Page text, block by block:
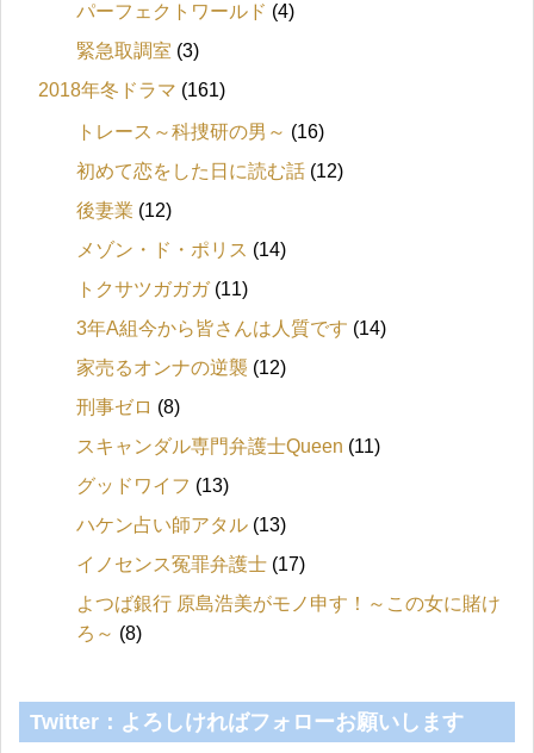
パーフェクトワールド (4)
緊急取調室 (3)
2018年冬ドラマ (161)
トレース～科捜研の男～ (16)
初めて恋をした日に読む話 (12)
後妻業 (12)
メゾン・ド・ポリス (14)
トクサツガガガ(11)
3年A組今から皆さんは人質です (14)
家売るオンナの逆襲 (12)
刑事ゼロ (8)
スキャンダル専門弁護士Queen (11)
グッドワイフ (13)
ハケン占い師アタル (13)
イノセンス冤罪弁護士 (17)
よつば銀行 原島浩美がモノ申す！～この女に賭け
ろ～ (8)
Twitter：よろしければフォローお願いします